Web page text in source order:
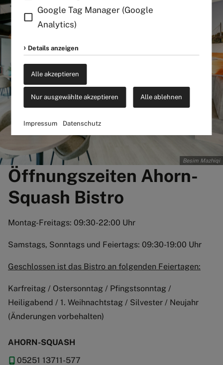
Google Tag Manager (Google
Analytics)
Details anzeigen
Alle akzeptieren
Nur ausgewählte akzeptieren Alle ablehnen
Impressum Datenschutz
Besim Mazhiqi
Öffnungszeiten Ahorn-
Squash Bistro
Montag-Freitags: 09:30-22:00 Uhr
Samstags, Sonntags und Feiertags: 09:30-19:00 Uhr
Geschlossen ist das Bistro an folgenden Feiertagen:
Karfreitag / Ostersonntag / Pfingstsonntag /
Heiligabend / 1. Weihnachtstag / Silvester / Neujahr
(Änderungen vorbehalten)
AHORN-SQUASH
05251 13711-577